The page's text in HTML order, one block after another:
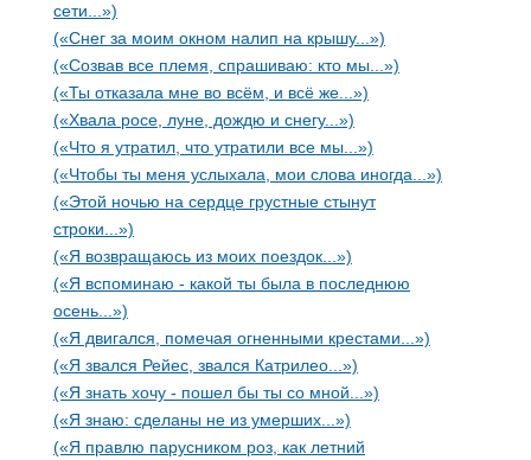
сети...»)
(«Снег за моим окном налип на крышу...»)
(«Созвав все племя, спрашиваю: кто мы...»)
(«Ты отказала мне во всём, и всё же...»)
(«Хвала росе, луне, дождю и снегу...»)
(«Что я утратил, что утратили все мы...»)
(«Чтобы ты меня услыхала, мои слова иногда...»)
(«Этой ночью на сердце грустные стынут
строки...»)
(«Я возвращаюсь из моих поездок...»)
(«Я вспоминаю - какой ты была в последнюю
осень...»)
(«Я двигался, помечая огненными крестами...»)
(«Я звался Рейес, звался Катрилео...»)
(«Я знать хочу - пошел бы ты со мной...»)
(«Я знаю: сделаны не из умерших...»)
(«Я правлю парусником роз, как летний